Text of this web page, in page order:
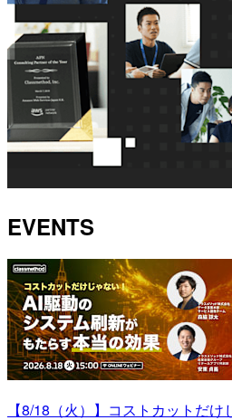
EVENTS
【8/18（火）】コストカットだ